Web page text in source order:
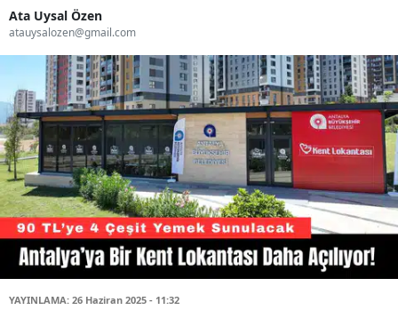
Ata Uysal Özen
atauysalozen@gmail.com
YAYINLAMA: 26 Haziran 2025 - 11:32